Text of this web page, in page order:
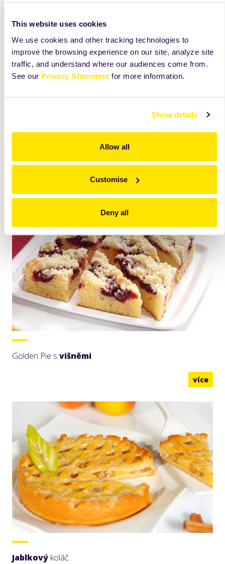
This website uses cookies
We use cookies and other tracking technologies to
improve the browsing experience on our site, analyze site
traffic, and understand where our audiences come from.
See our Privacy Statement for more information.
Show details
Allow all
Customise
Deny all
Golden Pie s višněmi
více
Jablkový koláč